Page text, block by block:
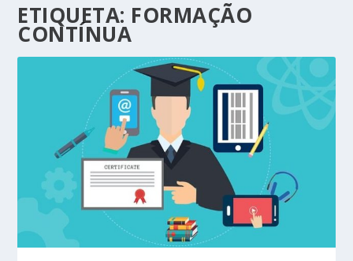
ETIQUETA: FORMAÇÃO
CONTÍNUA